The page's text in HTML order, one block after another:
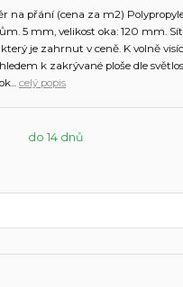
na přání (cena za m2)
5 mm, velikost oka: 120 mm.
je zahrnut v ceně. K volně
k zakrývané ploše dle
celý popis
do 14 dnů